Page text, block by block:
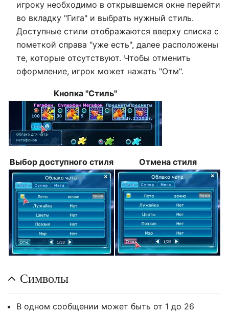
игроку необходимо в открывшемся окне перейти
во вкладку "Гига" и выбрать нужный стиль.
Доступные стили отображаются вверху списка с
пометкой справа "уже есть", далее расположены
те, которые отсутствуют. Чтобы отменить
оформление, игрок может нажать "Отм".
Кнопка "Стиль"
Выбор доступного стиля Отмена стиля
Символы
В одном сообщении может быть от 1 до 26